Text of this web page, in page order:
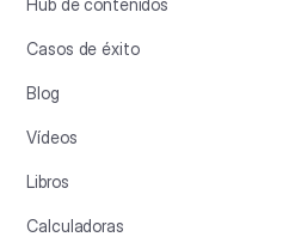
Casos de éxito
Blog
Vídeos
Libros
Calculadoras